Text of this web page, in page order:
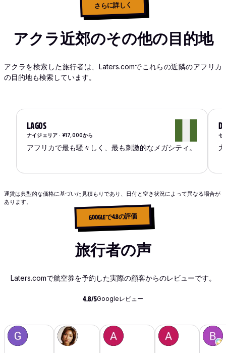
さらに詳しく
アクラ近郊のその他の目的地
アクラを検索した旅行者は、Laters.comでこれらの近隣のアフリカ
の目的地も検索しています。
LAGOS
ナイジェリア · ¥17,000から
アフリカで最も騒々しく、最も刺激的なメガシティ。
セ
運賃は典型的な価格に基づいた見積もりであり、日付と空き状況によって異なる場合が
あります。
GOOGLEで4.8の評価
旅行者の声
Laters.comで航空券を予約した実際の顧客からのレビューです。
4.8/5Googleレビュー